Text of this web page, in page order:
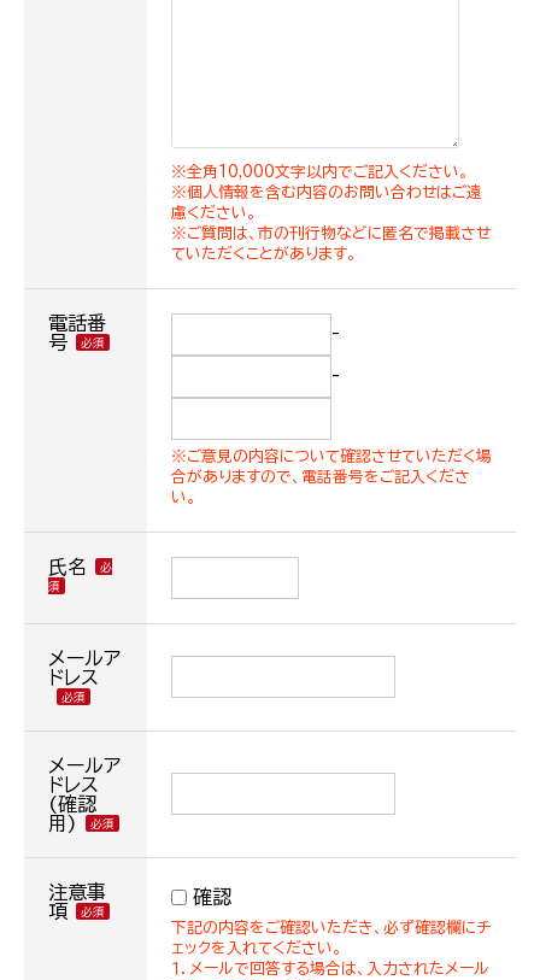
※全角10,000文字以内でご記入ください。
※個人情報を含む内容のお問い合わせはご遠
慮ください。
※ご質問は、市の刊行物などに匿名で掲載させ
ていただくことがあります。
電話番
号
-
-
※ご意見の内容について確認させていただく場
合がありますので、電話番号をご記入くださ
い。
氏名
メールア
ドレス
メールア
ドレス
(確認
用)
注意事
項
確認
下記の内容をご確認いただき、必ず確認欄にチ
ェックを入れてください。
１．メールで回答する場合は、入力されたメール